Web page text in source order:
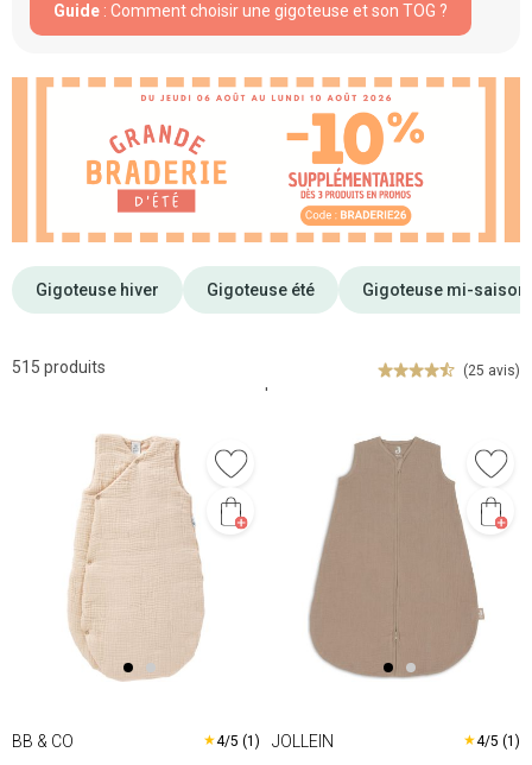
Guide : Comment choisir une gigoteuse et son TOG ?
Gigoteuse hiver Gigoteuse été Gigoteuse mi-saison
515 produits (25 avis)
'
BB & CO ★4/5 (1) JOLLEIN ★4/5 (1)